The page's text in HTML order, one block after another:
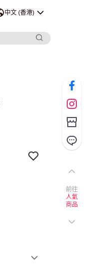
中文 (香港)
前往
人氣
商品